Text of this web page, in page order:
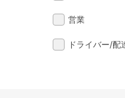
営業
ドライバー/配